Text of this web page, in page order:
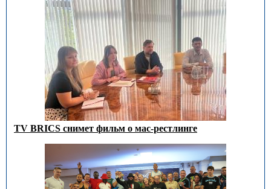
TV BRICS снимет фильм о мас-рестлинге